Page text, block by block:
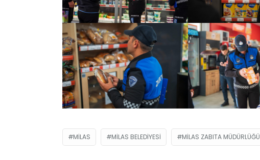
MILAS MILAS BELEDIYESI MILAS ZABITA MÜDÜRLÜĞÜ